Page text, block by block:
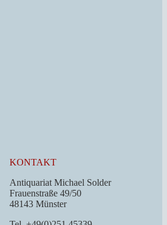
KONTAKT
Antiquariat Michael Solder
Frauenstraße 49/50
48143 Münster